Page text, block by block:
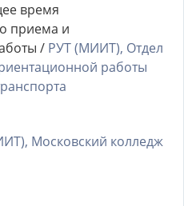
время
приема и
/ РУТ (МИИТ), Отдел
работы
Московский колледж